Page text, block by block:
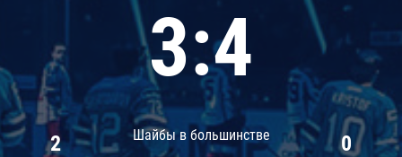
3:4
Шайбы в большинстве
2 0